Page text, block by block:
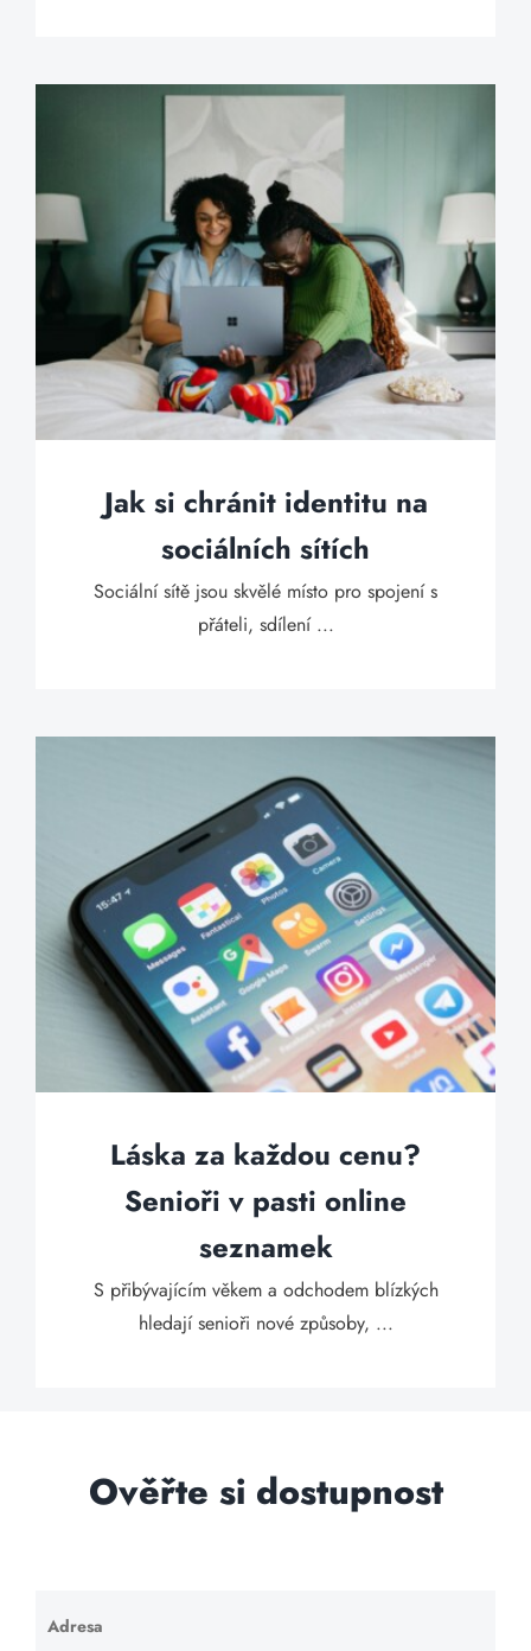
Jak si chránit identitu na
sociálních sítích
Sociální sítě jsou skvělé místo pro spojení s
přáteli, sdílení ...
Láska za každou cenu?
Senioři v pasti online
seznamek
S přibývajícím věkem a odchodem blízkých
hledají senioři nové způsoby, ...
Ověřte si dostupnost
Adresa
Ponechte